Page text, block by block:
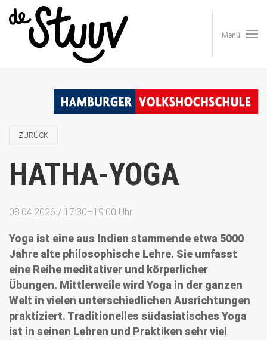
Menü
ZURÜCK
HATHA-YOGA
08.04.2026 / 17:30–19:00 Uhr
Yoga ist eine aus Indien stammende etwa 5000
Jahre alte philosophische Lehre. Sie umfasst
eine Reihe meditativer und körperlicher
Übungen. Mittlerweile wird Yoga in der ganzen
Welt in vielen unterschiedlichen Ausrichtungen
praktiziert. Traditionelles südasiatisches Yoga
ist in seinen Lehren und Praktiken sehr viel